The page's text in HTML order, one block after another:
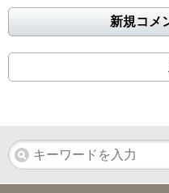
新規コメ